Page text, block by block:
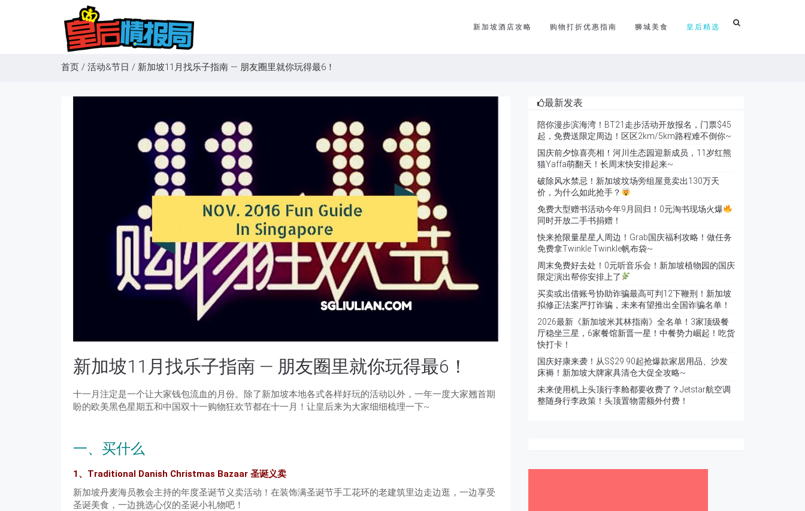
新加坡酒店攻略 购物打折优惠指南 狮城美食 皇后精选
首页 / 活动&节日 / 新加坡11月找乐子指南 — 朋友圈里就你玩得最6！
新加坡11月找乐子指南 — 朋友圈里就你玩得最6！
十一月注定是一个让大家钱包流血的月份。除了新加坡本地各式各样好玩的活动以外，一年一度大家翘首期
盼的欧美黑色星期五和中国双十一购物狂欢节都在十一月！让皇后来为大家细细梳理一下~
一、买什么
1、Traditional Danish Christmas Bazaar 圣诞义卖
新加坡丹麦海员教会主持的年度圣诞节义卖活动！在装饰满圣诞节手工花环的老建筑里边走边逛，一边享受
圣诞美食，一边挑选心仪的圣诞小礼物吧！
最新发表
陪你漫步滨海湾！BT21走步活动开放报名，门票$45
起，免费送限定周边！区区2km/5km路程难不倒你~
国庆前夕惊喜亮相！河川生态园迎新成员，11岁红熊
猫Yaffa萌翻天！长周末快安排起来~
破除风水禁忌！新加坡坟场旁组屋竟卖出130万天
价，为什么如此抢手？
免费大型赠书活动今年9月回归！0元淘书现场火爆
同时开放二手书捐赠！
快来抢限量星星人周边！Grab国庆福利攻略！做任务
免费拿Twinkle Twinkle帆布袋~
周末免费好去处！0元听音乐会！新加坡植物园的国庆
限定演出帮你安排上了
买卖或出借账号协助诈骗最高可判12下鞭刑！新加坡
拟修正法案严打诈骗，未来有望推出全国诈骗名单！
2026最新《新加坡米其林指南》全名单！3家顶级餐
厅稳坐三星，6家餐馆新晋一星！中餐势力崛起！吃货
快打卡！
国庆好康来袭！从S$29.90起抢爆款家居用品、沙发
床褥！新加坡大牌家具清仓大促全攻略~
未来使用机上头顶行李舱都要收费了？Jetstar航空调
整随身行李政策！头顶置物需额外付费！